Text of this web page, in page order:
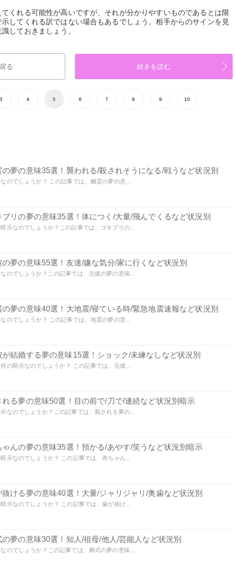
くれる可能性が高いですが、それが分かりやすいものであるとは限
してくれる訳ではない場合もあるでしょう。相手からのサインを見
しておきましょう。
る 続きを読む
3 4 5 6 7 8 9 10
の夢の意味35選！襲われる/殺されそうになる/戦うなど状況別
のでしょうか？ この記事では、幽霊の夢の意...
ブリの夢の意味35選！体につく/大量/飛んでくるなど状況別
示なのでしょうか？この記事では、ゴキブリの...
の夢の意味55選！友達/嫌な気分/家に行くなど状況別
のでしょうか？この記事では、元彼の夢の意味...
の夢の意味40選！大地震/寝ている時/緊急地震速報など状況別
のでしょうか？ この記事では、地震の夢の意...
が結婚する夢の意味15選！ショック/未練なしなど状況別
の暗示なのでしょうか？ この記事では、元彼...
れる夢の意味50選！目の前で/刀で/連続など状況別暗示
なのでしょうか？この記事では、殺される夢の...
ゃんの夢の意味35選！預かる/あやす/笑うなど状況別暗示
示なのでしょうか？ この記事では、赤ちゃん...
抜ける夢の意味40選！大量/ジャリジャリ/奥歯など状況別
示なのでしょうか？ この記事では、歯が抜け...
の夢の意味30選！知人/祖母/他人/芸能人など状況別
のでしょうか？この記事では、葬式の夢の意味...